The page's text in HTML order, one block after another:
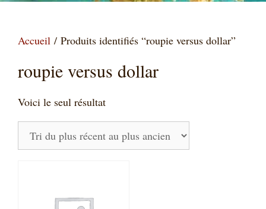
Accueil / Produits identifiés “roupie versus dollar”
roupie versus dollar
Voici le seul résultat